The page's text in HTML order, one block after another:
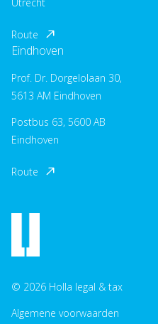
Route
Eindhoven
Prof. Dr. Dorgelolaan 30,
5613 AM Eindhoven
Postbus 63, 5600 AB
Eindhoven
Route
© 2026 Holla legal & tax
Algemene voorwaarden